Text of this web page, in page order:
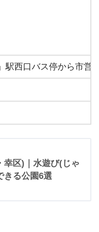
駅西口バス停から市営
幸区)｜水遊び(じゃ
きる公園6選